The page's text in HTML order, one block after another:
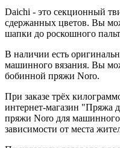
Daichi - это секционный
сдержанных цветов. Вы
шапки до роскошного
В наличии есть
машинного вязания. Вы
бобинной пряжи Noro.
При заказе трёх
интернет-магазин "Пряжа
пряжи Noro для машинного
зависимости от места